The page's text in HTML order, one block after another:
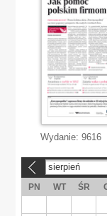
Wydanie: 9616
sierpień
PN WT ŚR